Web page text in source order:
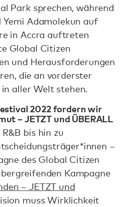
Park sprechen, während
Adamolekun auf
in Accra auftreten
Global Citizen
und Herausforderungen
die an vorderster
aller Welt stehen.
2022 fordern wir
– JETZT und ÜBERALL
bis hin zu
–
des Global Citizen
Kampagne
– JETZT und
muss Wirklichkeit